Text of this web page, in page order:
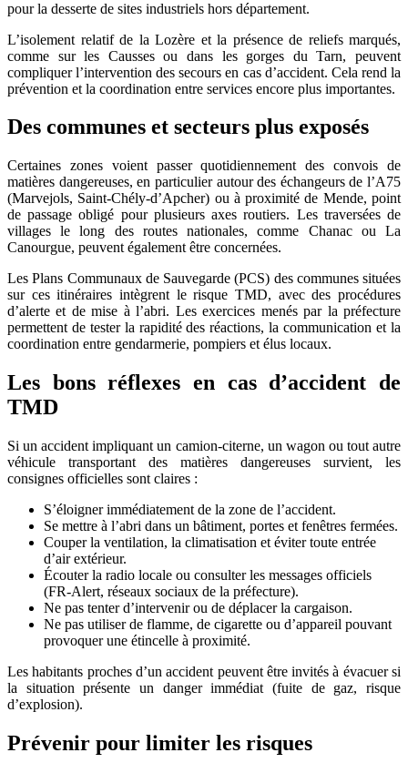
pour la desserte de sites industriels hors département.
L’isolement relatif de la Lozère et la présence de reliefs marqués,
comme sur les Causses ou dans les gorges du Tarn, peuvent
compliquer l’intervention des secours en cas d’accident. Cela rend la
prévention et la coordination entre services encore plus importantes.
Des communes et secteurs plus exposés
Certaines zones voient passer quotidiennement des convois de
matières dangereuses, en particulier autour des échangeurs de l’A75
(Marvejols, Saint-Chély-d’Apcher) ou à proximité de Mende, point
de passage obligé pour plusieurs axes routiers. Les traversées de
villages le long des routes nationales, comme Chanac ou La
Canourgue, peuvent également être concernées.
Les Plans Communaux de Sauvegarde (PCS) des communes situées
sur ces itinéraires intègrent le risque TMD, avec des procédures
d’alerte et de mise à l’abri. Les exercices menés par la préfecture
permettent de tester la rapidité des réactions, la communication et la
coordination entre gendarmerie, pompiers et élus locaux.
Les bons réflexes en cas d’accident de
TMD
Si un accident impliquant un camion-citerne, un wagon ou tout autre
véhicule transportant des matières dangereuses survient, les
consignes officielles sont claires :
S’éloigner immédiatement de la zone de l’accident.
Se mettre à l’abri dans un bâtiment, portes et fenêtres fermées.
Couper la ventilation, la climatisation et éviter toute entrée
d’air extérieur.
Écouter la radio locale ou consulter les messages officiels
(FR-Alert, réseaux sociaux de la préfecture).
Ne pas tenter d’intervenir ou de déplacer la cargaison.
Ne pas utiliser de flamme, de cigarette ou d’appareil pouvant
provoquer une étincelle à proximité.
Les habitants proches d’un accident peuvent être invités à évacuer si
la situation présente un danger immédiat (fuite de gaz, risque
d’explosion).
Prévenir pour limiter les risques